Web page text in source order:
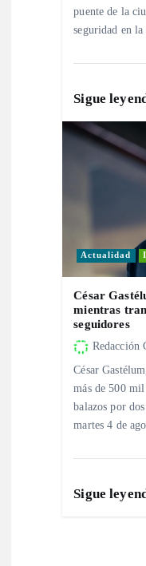
puente de la
seguridad en la
Sigue
Actualidad
César
mientras
seguidores
Redacción
César
más de 500 mil
balazos por
martes 4 de
Sigue